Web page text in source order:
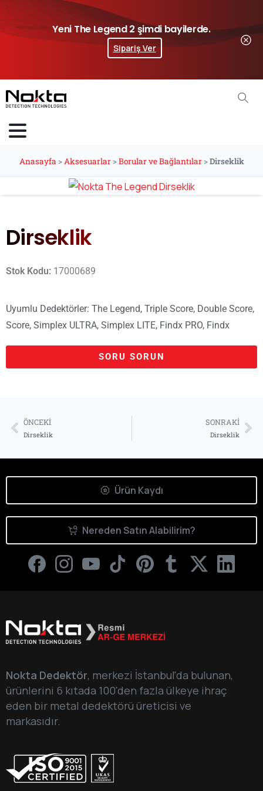
Yeni The Legend 2 şimdi bayilerde.
Sipariş Ver
Anasayfa >Aksesuarlar>Borular ve Bağlantılar>Dirseklik
Dirseklik
Stok Kodu: 17000689
Uyumlu Dedektörler: The Legend, Triple Score, Double Score,
Score, Simplex ULTRA, Simplex LITE, Findx PRO, Findx
SORU SORUN
ÖNCEKI
Dirseklik
SONRAKI
Dirseklik
Ürün Kaydı
Nereden Satın Alabilirim?
Nokta Dedektör, merkezi İstanbul'da bulunan,
ürünlerini 6 kıtada 100'den fazla ülkeye ihraç
eden bir metal dedektörü üreticisi ve
markasıdır.
Aşağıdaki formu kullanarak bizimle
doğrudan iletişime geçebilirsiniz.
Yaşadığınız Şehir*
E-Posta Adresiniz*
Telefon Numaranız*
Kişisel Verilerimin, Nokta Mühendislik A.Ş. tarafından
6698 Sayılı Kişisel Verilerin Korunması Kanunu
amaçlarla işlenmesini, muhafaza edilmesini ve hizmet
ilişkisi içerisinde olunan üçüncü kişiler ile paylaşılmasını